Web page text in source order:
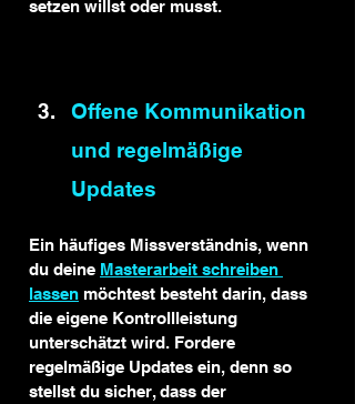
setzen willst oder musst.
Offene Kommunikation
und regelmäßige
Updates
Ein häufiges Missverständnis, wenn
du deine Masterarbeit schreiben
lassen möchtest besteht darin, dass
die eigene Kontrollleistung
unterschätzt wird. Fordere
regelmäßige Updates ein, denn so
stellst du sicher, dass der